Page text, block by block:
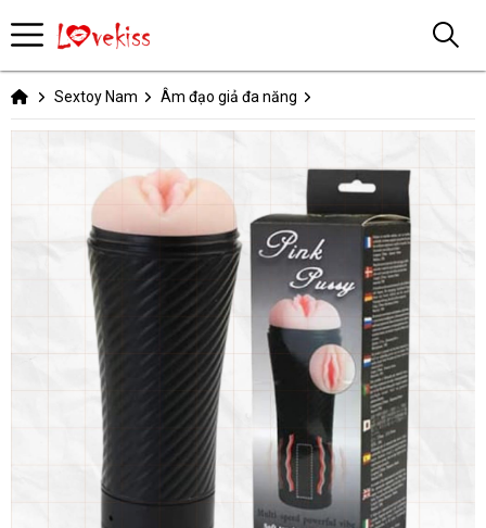
Sextoy Nam Âm đạo giả đa năng